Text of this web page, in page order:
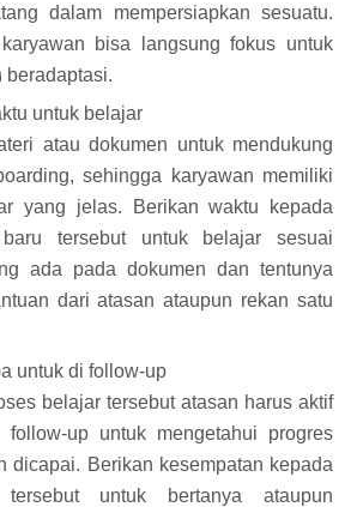
dalam mempersiapkan sesuatu.
bisa langsung fokus untuk
beradaptasi.
untuk belajar
atau dokumen untuk mendukung
sehingga karyawan memiliki
yang jelas. Berikan waktu kepada
baru tersebut untuk belajar sesuai
ada pada dokumen dan tentunya
dari atasan ataupun rekan satu
untuk di follow-up
belajar tersebut atasan harus aktif
follow-up untuk mengetahui progres
dicapai. Berikan kesempatan kepada
tersebut untuk bertanya ataupun